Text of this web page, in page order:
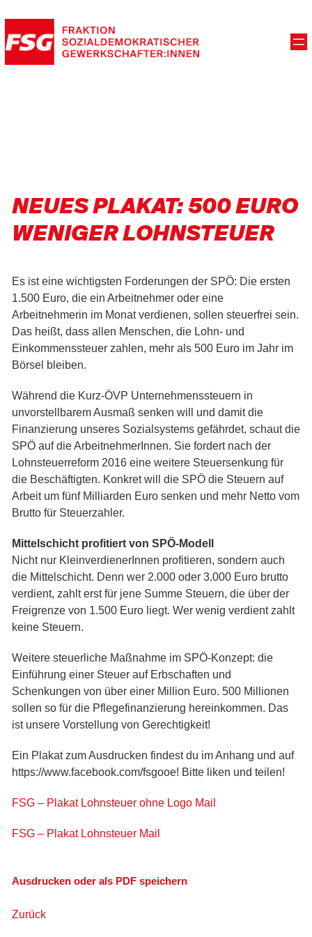
NEUES PLAKAT: 500 EURO
WENIGER LOHNSTEUER
Es ist eine wichtigsten Forderungen der SPÖ: Die ersten
1.500 Euro, die ein Arbeitnehmer oder eine
Arbeitnehmerin im Monat verdienen, sollen steuerfrei sein.
Das heißt, dass allen Menschen, die Lohn- und
Einkommenssteuer zahlen, mehr als 500 Euro im Jahr im
Börsel bleiben.
Während die Kurz-ÖVP Unternehmenssteuern in
unvorstellbarem Ausmaß senken will und damit die
Finanzierung unseres Sozialsystems gefährdet, schaut die
SPÖ auf die ArbeitnehmerInnen. Sie fordert nach der
Lohnsteuerreform 2016 eine weitere Steuersenkung für
die Beschäftigten. Konkret will die SPÖ die Steuern auf
Arbeit um fünf Milliarden Euro senken und mehr Netto vom
Brutto für Steuerzahler.
Mittelschicht profitiert von SPÖ-Modell
Nicht nur KleinverdienerInnen profitieren, sondern auch
die Mittelschicht. Denn wer 2.000 oder 3.000 Euro brutto
verdient, zahlt erst für jene Summe Steuern, die über der
Freigrenze von 1.500 Euro liegt. Wer wenig verdient zahlt
keine Steuern.
Weitere steuerliche Maßnahme im SPÖ-Konzept: die
Einführung einer Steuer auf Erbschaften und
Schenkungen von über einer Million Euro. 500 Millionen
sollen so für die Pflegefinanzierung hereinkommen. Das
ist unsere Vorstellung von Gerechtigkeit!
Ein Plakat zum Ausdrucken findest du im Anhang und auf
https://www.facebook.com/fsgooe! Bitte liken und teilen!
FSG – Plakat Lohnsteuer ohne Logo Mail
FSG – Plakat Lohnsteuer Mail
Ausdrucken oder als PDF speichern
Zurück